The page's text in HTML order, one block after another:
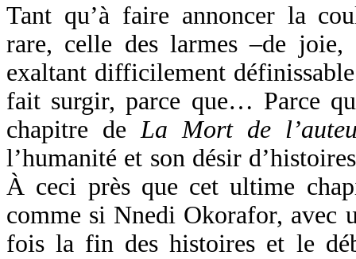
Tant qu’à faire annoncer la
rare, celle des larmes –de joie,
exaltant difficilement
fait surgir, parce que… Parce
chapitre de La Mort de
l’humanité et son désir
À ceci près que cet ultime
comme si Nnedi Okorafor, avec
fois la fin des histoires et le